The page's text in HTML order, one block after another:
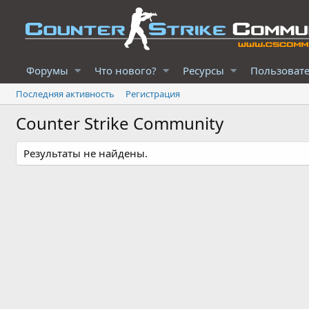
Форумы Что нового? Ресурсы
Последняя активность Регистрация
Counter Strike Community
Результаты не найдены.